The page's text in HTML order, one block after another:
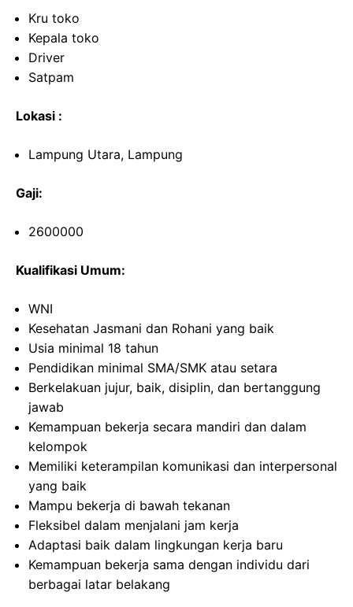
Kru toko
Kepala toko
Driver
Satpam
Lokasi :
Lampung Utara, Lampung
Gaji:
2600000
Kualifikasi Umum:
WNI
Kesehatan Jasmani dan Rohani yang baik
Usia minimal 18 tahun
Pendidikan minimal SMA/SMK atau setara
Berkelakuan jujur, baik, disiplin, dan bertanggung
jawab
Kemampuan bekerja secara mandiri dan dalam
kelompok
Memiliki keterampilan komunikasi dan interpersonal
yang baik
Mampu bekerja di bawah tekanan
Fleksibel dalam menjalani jam kerja
Adaptasi baik dalam lingkungan kerja baru
Kemampuan bekerja sama dengan individu dari
berbagai latar belakang